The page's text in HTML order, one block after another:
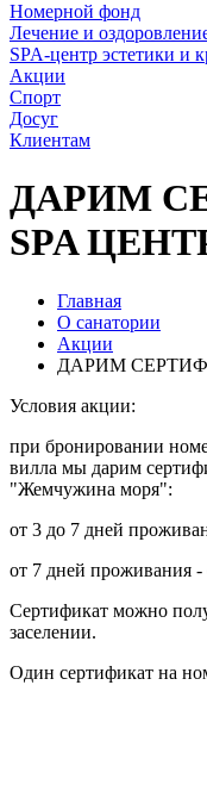
Номерной фонд
Лечение и
SPA-центр эстетики и
Акции
Спорт
Досуг
Клиентам
ДАРИМ
SPA
Главная
О санатории
Акции
ДАРИМ
Условия акции:
при бронировании
вилла мы дарим
"Жемчужина моря":
от 3 до 7 дней
от 7 дней проживания -
Сертификат можно
заселении.
Один сертификат на